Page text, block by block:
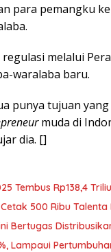
para pemangku
melalui
waralaba baru.
punya tujuan
muda di
dia. []
Tembus Rp138,4
500 Ribu
Bertugas
Lampaui